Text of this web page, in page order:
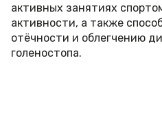
активных занятиях
активности, а также
отёчности и облегчению
голеностопа.